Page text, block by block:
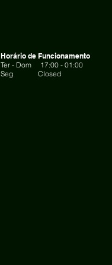
Horário de Funcionamento
Ter - Dom 17:00 - 01:00
Seg Closed